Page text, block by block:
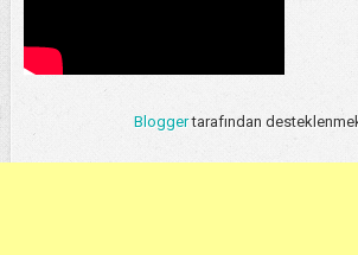
Bloggertarafından